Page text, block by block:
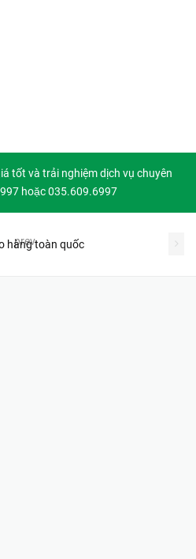
tốt và trải nghiệm dịch vụ chuyên
hoặc 035.609.6997
hàng toàn quốc
prev